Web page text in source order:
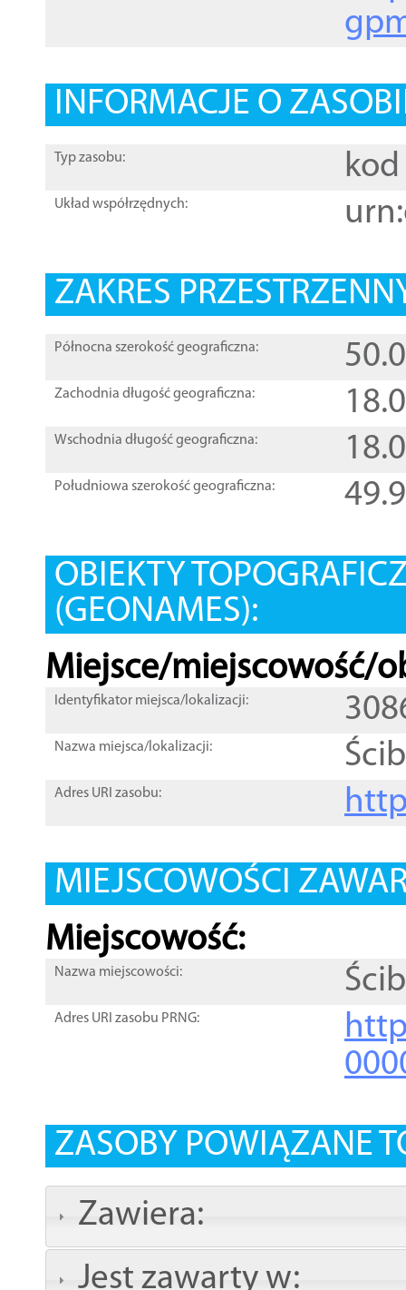
INFORMACJE O
Typ zasobu: kod
Układ współrzędnych:
ZAKRES
Północna szerokość geograficzna:
Zachodnia długość geograficzna:
Wschodnia długość geograficzna:
Południowa szerokość geograficzna:
OBIEKTY
(GEONAMES):
Miejsce/miejscowość/
Identyfikator miejsca/lokalizacji:
Nazwa miejsca/lokalizacji:
Adres URI zasobu:
MIEJSCOWOŚCI
Miejscowość:
Nazwa miejscowości:
Adres URI zasobu PRNG:
ZASOBY POWIĄZANE
Zawiera:
Jest zawarty w: